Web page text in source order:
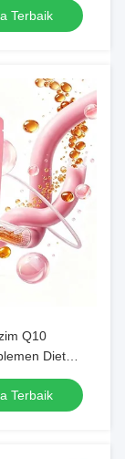
Terbaik
Q10
Diet
Dapat
Terbaik